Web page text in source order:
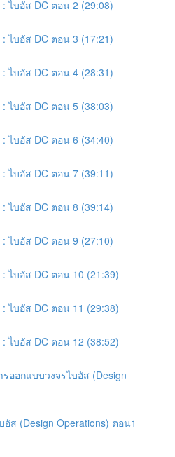
ไบอัส DC ตอน 2 (29:08)
ไบอัส DC ตอน 3 (17:21)
ไบอัส DC ตอน 4 (28:31)
ไบอัส DC ตอน 5 (38:03)
ไบอัส DC ตอน 6 (34:40)
ไบอัส DC ตอน 7 (39:11)
ไบอัส DC ตอน 8 (39:14)
ไบอัส DC ตอน 9 (27:10)
ไบอัส DC ตอน 10 (21:39)
ไบอัส DC ตอน 11 (29:38)
ไบอัส DC ตอน 12 (38:52)
รออกแบบวงจรไบอัส (Design
อัส (Design Operations) ตอน1